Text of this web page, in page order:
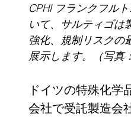
CPHI フランクフル
いて、サルティゴは
強化、規制リスクの
展示します。（写真
ドイツの特殊化学
会社で受託製造会